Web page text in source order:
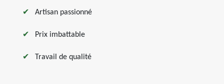
Artisan passionné
Prix imbattable
Travail de qualité